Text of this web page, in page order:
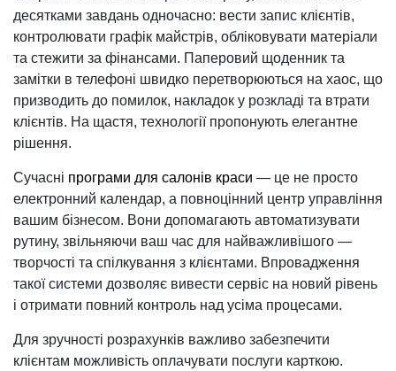
десятками завдань одночасно: вести запис клієнтів,
контролювати графік майстрів, обліковувати матеріали
та стежити за фінансами. Паперовий щоденник та
замітки в телефоні швидко перетворюються на хаос, що
призводить до помилок, накладок у розкладі та втрати
клієнтів. На щастя, технології пропонують елегантне
рішення.
Сучасні програми для салонів краси — це не просто
електронний календар, а повноцінний центр управління
вашим бізнесом. Вони допомагають автоматизувати
рутину, звільняючи ваш час для найважливішого —
творчості та спілкування з клієнтами. Впровадження
такої системи дозволяє вивести сервіс на новий рівень
і отримати повний контроль над усіма процесами.
Для зручності розрахунків важливо забезпечити
клієнтам можливість оплачувати послуги карткою.